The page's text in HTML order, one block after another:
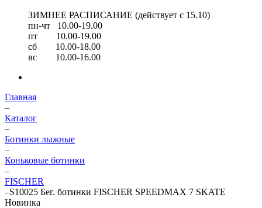
ЗИМНЕЕ РАСПИСАНИЕ (действует с 15.10)
пн-чт 10.00-19.00
пт 10.00-19.00
сб 10.00-18.00
вс 10.00-16.00
Главная
–
Каталог
–
Ботинки лыжные
–
Коньковые ботинки
–
FISCHER
–S10025 Бег. ботинки FISCHER SPEEDMAX 7 SKATE
Новинка